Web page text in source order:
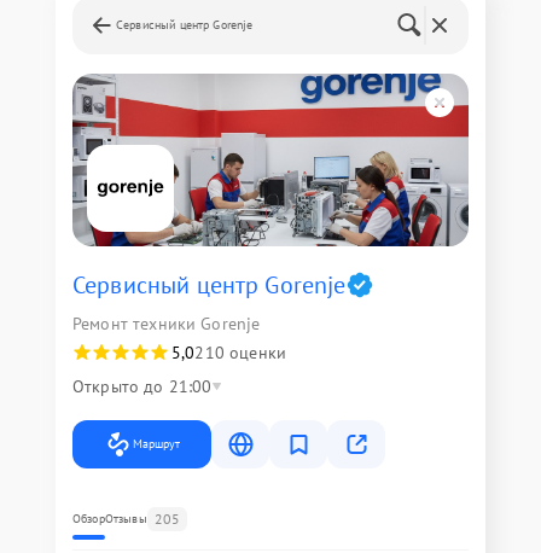
Сервисный центр Gorenje
Сервисный центр Gorenje
Ремонт техники Gorenje
5,0210 оценки
Открыто до 21:00
Маршрут
ОбзорОтзывы 205